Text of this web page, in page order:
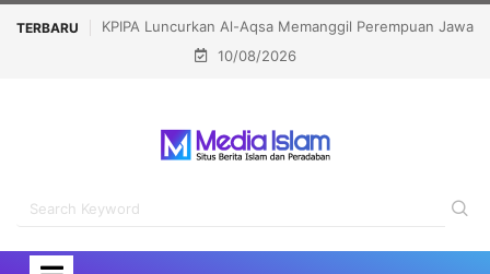
TERBARUJawa LPPOM Raih Indonesia Public Relations Awards 2026
Kategori Corporate Reputation
10/08/2026